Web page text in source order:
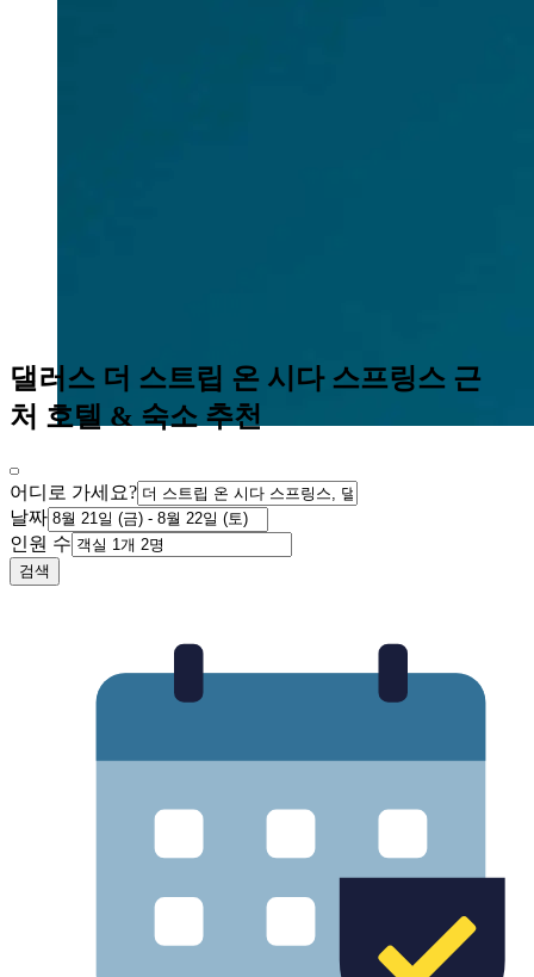
댈러스 더 스트립 온 시다 스프링스 근
처 호텔 & 숙소 추천
어디로 가세요?
날짜
인원 수
검색